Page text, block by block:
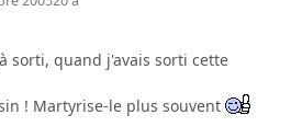
sorti, quand j'avais sorti cette
! Martyrise-le plus souvent